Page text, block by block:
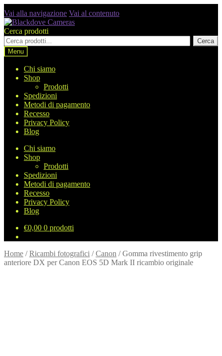
Vai alla navigazione Vai al contenuto
Cerca prodotti
Cerca
Menu
Chi siamo
Shop
Prodotti
Spedizioni
Metodi di pagamento
Recesso
Privacy Policy
Blog
Chi siamo
Shop
Prodotti
Spedizioni
Metodi di pagamento
Recesso
Privacy Policy
Blog
€0,00 0 prodotti
Home /Ricambi fotografici /Canon /Gomma rivestimento grip
anteriore DX per Canon EOS 5D Mark II ricambio originale